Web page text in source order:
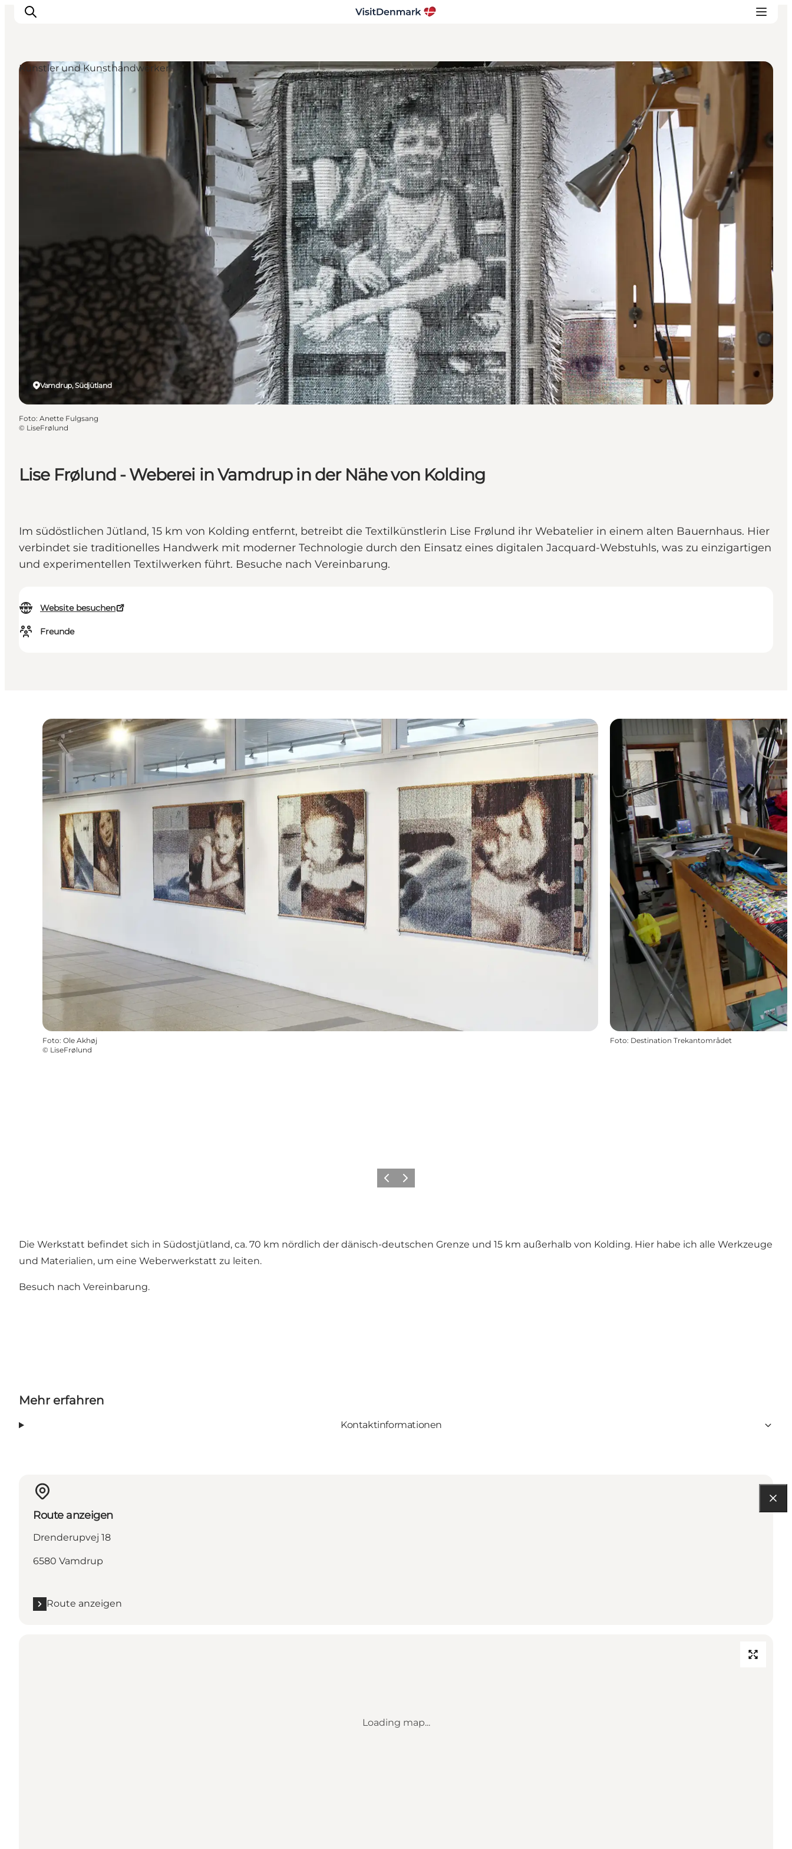
Inspiration
Regionen
Erlebnisse
Unterkünfte
Lise Frølund - Weberei in Vamdrup in der Nähe von Kolding
Im südöstlichen Jütland, 15 km von Kolding entfernt, betreibt die Textilkünstlerin Lise Frølund ihr Webatelier in einem alten Bauernhaus. Hier
verbindet sie traditionelles Handwerk mit moderner Technologie durch den Einsatz eines digitalen Jacquard-Webstuhls, was zu einzigartigen
und experimentellen Textilwerken führt. Besuche nach Vereinbarung.
Website besuchen
Freunde
Vamdrup, Südjütland
Künstler und Kunsthandwerker
Foto: Anette Fulgsang
© LiseFrølund
Foto: Ole Akhøj
© LiseFrølund
Foto: Destination Trekantområdet
ZurückWeiter
Die Werkstatt befindet sich in Südostjütland, ca. 70 km nördlich der dänisch-deutschen Grenze und 15 km außerhalb von Kolding. Hier habe ich alle Werkzeuge
und Materialien, um eine Weberwerkstatt zu leiten.
Besuch nach Vereinbarung.
Mehr erfahren
Kontaktinformationen
Route anzeigen
Drenderupvej 18
6580 Vamdrup
Route anzeigen
Loading map...